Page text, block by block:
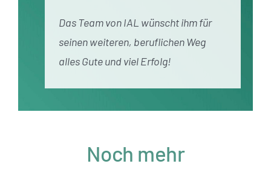
Das Team von IAL wünscht ihm für
seinen weiteren, beruflichen Weg
alles Gute und viel Erfolg!
Noch mehr